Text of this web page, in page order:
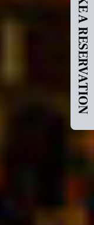
MAKE A RESERVATION